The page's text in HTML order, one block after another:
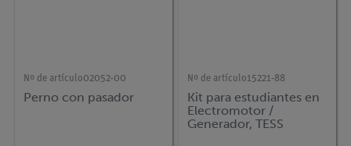
Nº de artículo02052-00
Perno con pasador
Nº de artículo15221-88
Kit para estudiantes en
Electromotor /
Generador, TESS